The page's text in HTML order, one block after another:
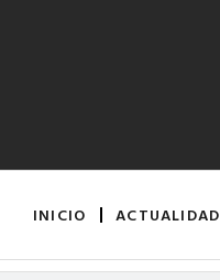
INICIO ACTUALIDAD